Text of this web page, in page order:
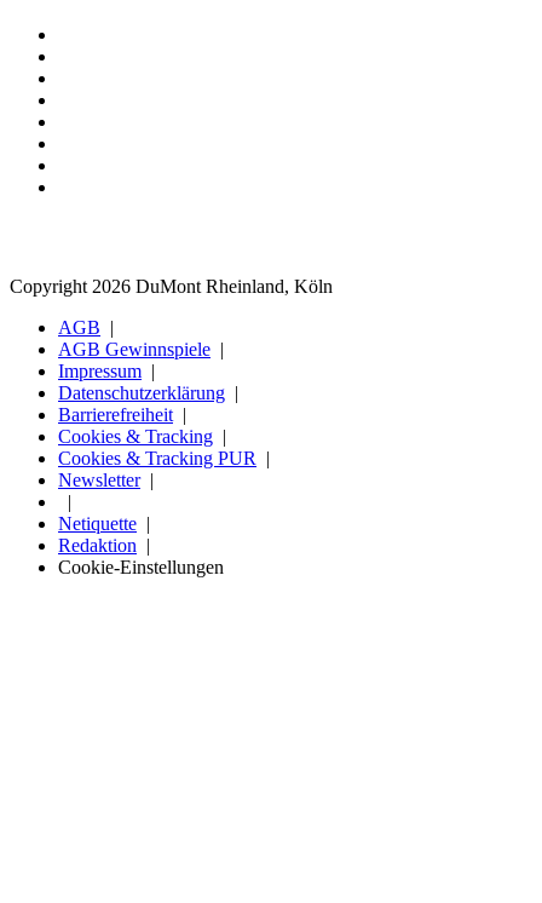
Copyright 2026 DuMont Rheinland, Köln
AGB
AGB Gewinnspiele
Impressum
Datenschutzerklärung
Barrierefreiheit
Cookies & Tracking
Cookies & Tracking PUR
Newsletter
Netiquette
Redaktion
Cookie-Einstellungen